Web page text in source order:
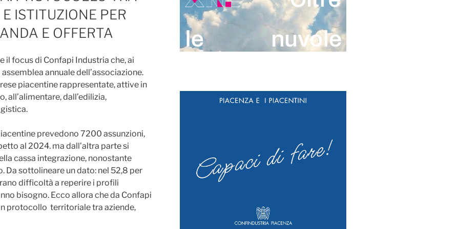
ISTITUZIONE PER
E OFFERTA
il focus di Confapi Industria che, ai
annuale dell’associazione.
piacentine rappresentate, attive in
all’alimentare, dall’edilizia,
prevedono 7200 assunzioni,
al 2024. ma dall’altra parte si
cassa integrazione, nonostante
Da sottolineare un dato: nel 52,8 per
difficoltà a reperire i profili
bisogno. Ecco allora che da Confapi
protocollo territoriale tra aziende,